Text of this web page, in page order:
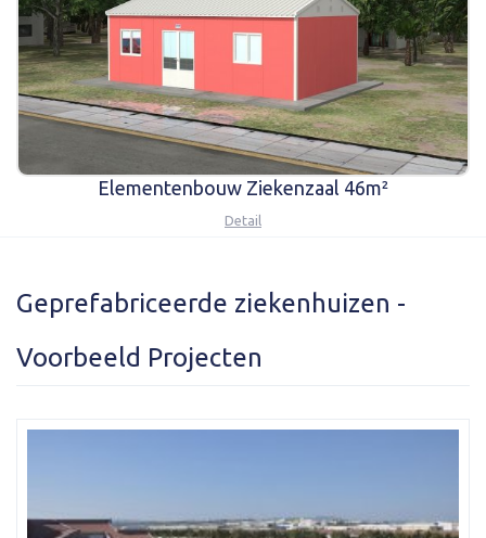
Elementenbouw Ziekenzaal 46m²
Detail
Geprefabriceerde ziekenhuizen -
Voorbeeld Projecten